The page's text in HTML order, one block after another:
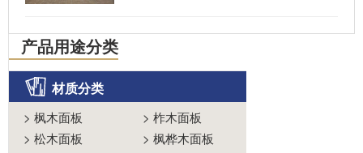
产品用途分类
材质分类
> 枫木面板 > 柞木面板
> 松木面板 > 枫桦木面板